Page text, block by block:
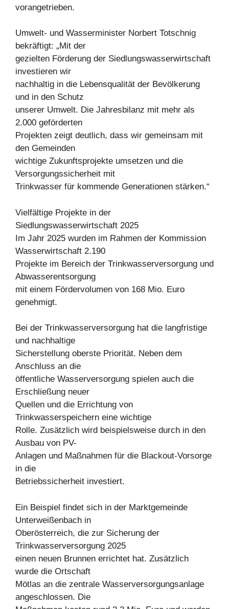
vorangetrieben.
Umwelt- und Wasserminister Norbert Totschnig
bekräftigt: „Mit der
gezielten Förderung der Siedlungswasserwirtschaft
investieren wir
nachhaltig in die Lebensqualität der Bevölkerung
und in den Schutz
unserer Umwelt. Die Jahresbilanz mit mehr als
2.000 geförderten
Projekten zeigt deutlich, dass wir gemeinsam mit
den Gemeinden
wichtige Zukunftsprojekte umsetzen und die
Versorgungssicherheit mit
Trinkwasser für kommende Generationen stärken.“
Vielfältige Projekte in der
Siedlungswasserwirtschaft 2025
Im Jahr 2025 wurden im Rahmen der Kommission
Wasserwirtschaft 2.190
Projekte im Bereich der Trinkwasserversorgung und
Abwasserentsorgung
mit einem Fördervolumen von 168 Mio. Euro
genehmigt.
Bei der Trinkwasserversorgung hat die langfristige
und nachhaltige
Sicherstellung oberste Priorität. Neben dem
Anschluss an die
öffentliche Wasserversorgung spielen auch die
Erschließung neuer
Quellen und die Errichtung von
Trinkwasserspeichern eine wichtige
Rolle. Zusätzlich wird beispielsweise durch in den
Ausbau von PV-
Anlagen und Maßnahmen für die Blackout-Vorsorge
in die
Betriebssicherheit investiert.
Ein Beispiel findet sich in der Marktgemeinde
Unterweißenbach in
Oberösterreich, die zur Sicherung der
Trinkwasserversorgung 2025
einen neuen Brunnen errichtet hat. Zusätzlich
wurde die Ortschaft
Mötlas an die zentrale Wasserversorgungsanlage
angeschlossen. Die